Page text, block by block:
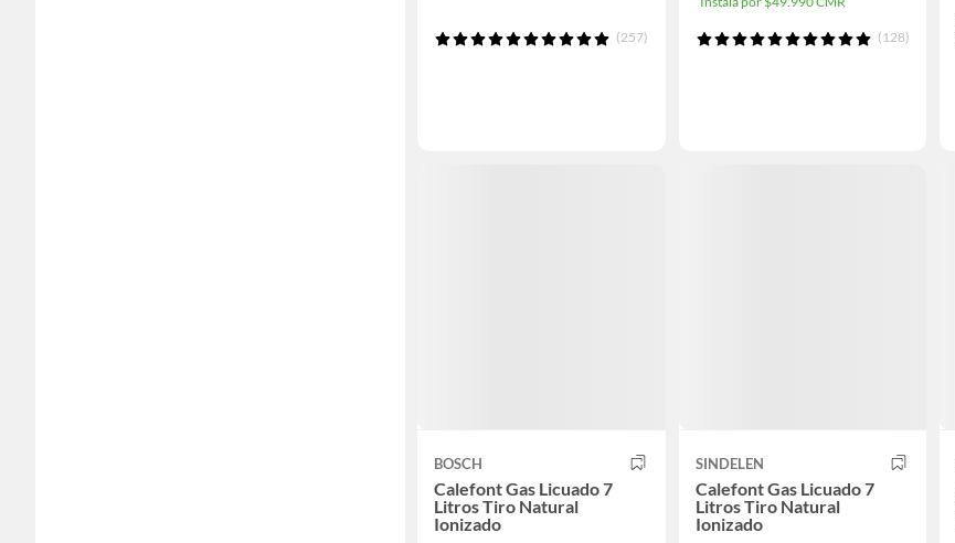
(257) (128)
BOSCH
Calefont Gas Licuado 7
Litros Tiro Natural
Ionizado
SINDELEN
Calefont Gas Licuado 7
Litros Tiro Natural
Ionizado